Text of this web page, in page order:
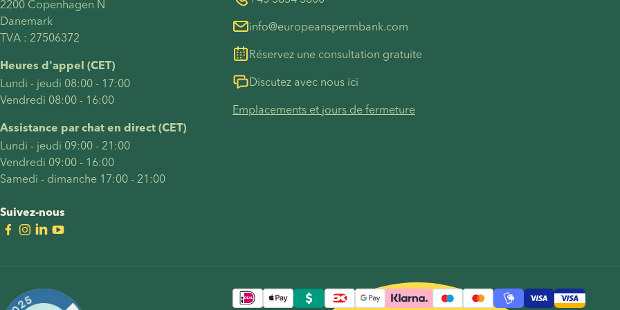
2200 Copenhagen N
Danemark
TVA : 27506372
Heures d'appel (CET)
Lundi - jeudi 08:00 - 17:00
Vendredi 08:00 - 16:00
Assistance par chat en direct (CET)
Lundi - jeudi 09:00 - 21:00
Vendredi 09:00 - 16:00
Samedi - dimanche 17:00 - 21:00
Suivez-nous
info@europeanspermbank.com
Réservez une consultation gratuite
Discutez avec nous ici
Emplacements et jours de fermeture